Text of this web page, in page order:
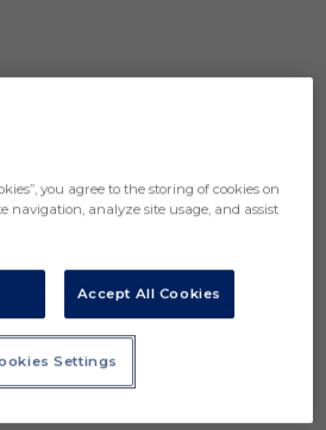
you agree to the storing of cookies on
navigation, analyze site usage, and assist
Accept All Cookies
Settings